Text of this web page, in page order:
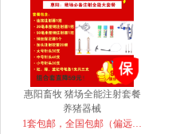
惠阳畜牧 猪场全能注射套餐
养猪器械
1套包邮，全国包邮（偏远地